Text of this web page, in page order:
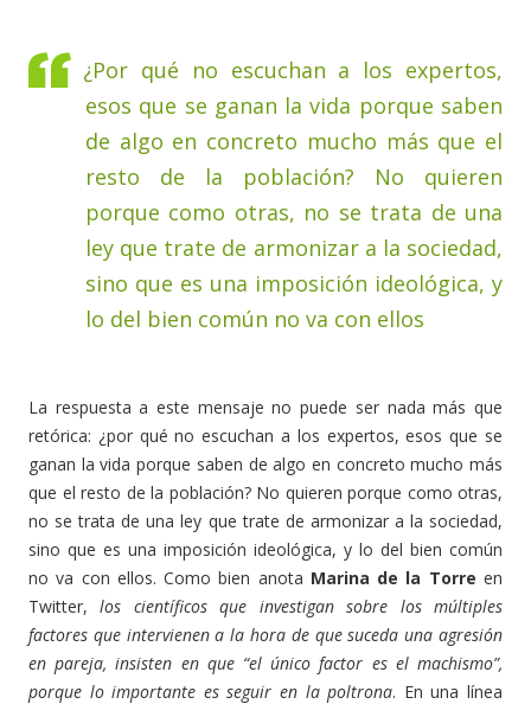
¿Por qué no escuchan a los expertos,
esos que se ganan la vida porque saben
de algo en concreto mucho más que el
resto de la población? No quieren
porque como otras, no se trata de una
ley que trate de armonizar a la sociedad,
sino que es una imposición ideológica, y
lo del bien común no va con ellos
La respuesta a este mensaje no puede ser nada más que
retórica: ¿por qué no escuchan a los expertos, esos que se
ganan la vida porque saben de algo en concreto mucho más
que el resto de la población? No quieren porque como otras,
no se trata de una ley que trate de armonizar a la sociedad,
sino que es una imposición ideológica, y lo del bien común
no va con ellos. Como bien anota Marina de la Torre en
Twitter,los científicos que investigan sobre los múltiples
factores que intervienen a la hora de que suceda una agresión
en pareja, insisten en que “el único factor es el machismo”,
porque lo importante es seguir en la poltrona. En una línea